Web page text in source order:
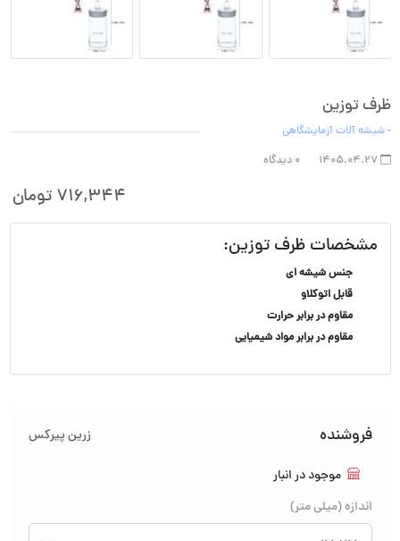
ظرف توزین
-شیشه آلات آزمایشگاهی
0 دیدگاه
716,344 تومان
مشخصات ظرف توزین:
جنس شیشه ای
قابل اتوکلاو
مقاوم در برابر حرارت
مقاوم در برابر مواد شیمیایی
فروشنده زرین پیرکس
موجود در انبار
اندازه (میلی متر)